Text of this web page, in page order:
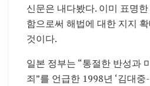
신문은 내다봤다. 이미 표명
함으로써 해법에 대한 지지
것이다.
일본 정부는 “통절한 반성과
죄”를 언급한 1998년 ‘김대